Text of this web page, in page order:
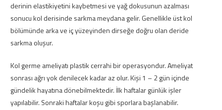
derinin elastikiyetini kaybetmesi ve yağ dokusunun azalması
sonucu kol derisinde sarkma meydana gelir. Genellikle üst kol
bölümünde arka ve iç yüzeyinden dirseğe doğru olan deride
sarkma oluşur.
Kol germe ameliyatı plastik cerrahi bir operasyondur. Ameliyat
sonrası ağrı yok denilecek kadar az olur. Kişi 1 – 2 gün içinde
gündelik hayatına dönebilmektedir. İlk haftalar günlük işler
yapılabilir. Sonraki haftalar koşu gibi sporlara başlanabilir.